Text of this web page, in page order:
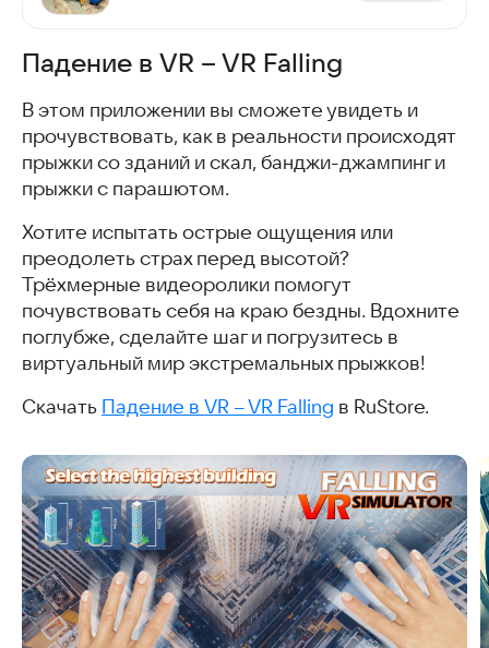
Падение в VR – VR Falling
В этом приложении вы сможете увидеть и
прочувствовать, как в реальности происходят
прыжки со зданий и скал, банджи-джампинг и
прыжки с парашютом.
Хотите испытать острые ощущения или
преодолеть страх перед высотой?
Трёхмерные видеоролики помогут
почувствовать себя на краю бездны. Вдохните
поглубже, сделайте шаг и погрузитесь в
виртуальный мир экстремальных прыжков!
Скачать Падение в VR – VR Falling в RuStore.